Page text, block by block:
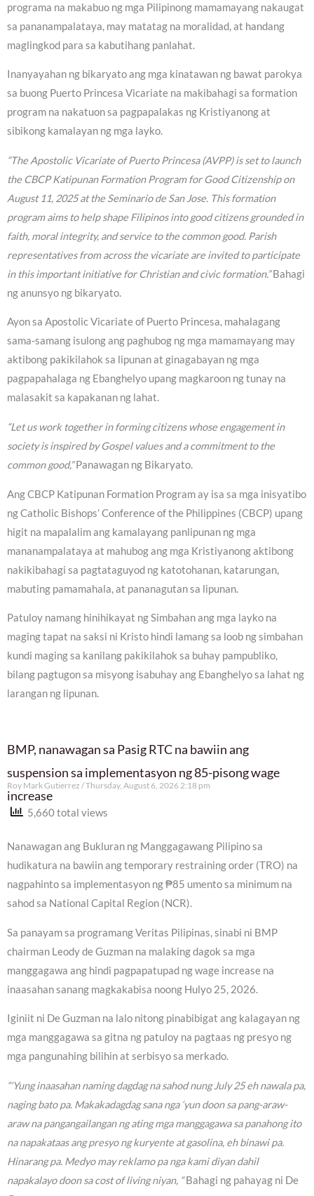
programa na makabuo ng mga Pilipinong mamamayang nakaugat
sa pananampalataya, may matatag na moralidad, at handang
maglingkod para sa kabutihang panlahat.
Inanyayahan ng bikaryato ang mga kinatawan ng bawat parokya
sa buong Puerto Princesa Vicariate na makibahagi sa formation
program na nakatuon sa pagpapalakas ng Kristiyanong at
sibikong kamalayan ng mga layko.
“The Apostolic Vicariate of Puerto Princesa (AVPP) is set to launch
the CBCP Katipunan Formation Program for Good Citizenship on
August 11, 2025 at the Seminario de San Jose. This formation
program aims to help shape Filipinos into good citizens grounded in
faith, moral integrity, and service to the common good. Parish
representatives from across the vicariate are invited to participate
in this important initiative for Christian and civic formation.”Bahagi
ng anunsyo ng bikaryato.
Ayon sa Apostolic Vicariate of Puerto Princesa, mahalagang
sama-samang isulong ang paghubog ng mga mamamayang may
aktibong pakikilahok sa lipunan at ginagabayan ng mga
pagpapahalaga ng Ebanghelyo upang magkaroon ng tunay na
malasakit sa kapakanan ng lahat.
“Let us work together in forming citizens whose engagement in
society is inspired by Gospel values and a commitment to the
common good,”Panawagan ng Bikaryato.
Ang CBCP Katipunan Formation Program ay isa sa mga inisyatibo
ng Catholic Bishops’ Conference of the Philippines (CBCP) upang
higit na mapalalim ang kamalayang panlipunan ng mga
mananampalataya at mahubog ang mga Kristiyanong aktibong
nakikibahagi sa pagtataguyod ng katotohanan, katarungan,
mabuting pamamahala, at pananagutan sa lipunan.
Patuloy namang hinihikayat ng Simbahan ang mga layko na
maging tapat na saksi ni Kristo hindi lamang sa loob ng simbahan
kundi maging sa kanilang pakikilahok sa buhay pampubliko,
bilang pagtugon sa misyong isabuhay ang Ebanghelyo sa lahat ng
larangan ng lipunan.
BMP, nanawagan sa Pasig RTC na bawiin ang
suspension sa implementasyon ng 85-pisong wage
increase
Roy Mark Gutierrez Thursday, August 6, 2026 2:18 pm
5,660 total views
Nanawagan ang Bukluran ng Manggagawang Pilipino sa
hudikatura na bawiin ang temporary restraining order (TRO) na
nagpahinto sa implementasyon ng ₱85 umento sa minimum na
sahod sa National Capital Region (NCR).
Sa panayam sa programang Veritas Pilipinas, sinabi ni BMP
chairman Leody de Guzman na malaking dagok sa mga
manggagawa ang hindi pagpapatupad ng wage increase na
inaasahan sanang magkakabisa noong Hulyo 25, 2026.
Iginiit ni De Guzman na lalo nitong pinabibigat ang kalagayan ng
mga manggagawa sa gitna ng patuloy na pagtaas ng presyo ng
mga pangunahing bilihin at serbisyo sa merkado.
“‘Yung inaasahan naming dagdag na sahod nung July 25 eh nawala pa,
naging bato pa. Makakadagdag sana nga ‘yun doon sa pang-araw-
araw na pangangailangan ng ating mga manggagawa sa panahong ito
na napakataas ang presyo ng kuryente at gasolina, eh binawi pa.
Hinarang pa. Medyo may reklamo pa nga kami diyan dahil
napakalayo doon sa cost of living niyan, “Bahagi ng pahayag ni De